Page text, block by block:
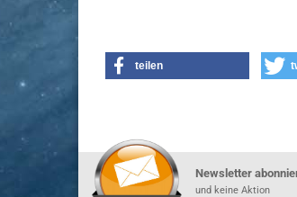
teilen
Newsletter
und keine Aktion